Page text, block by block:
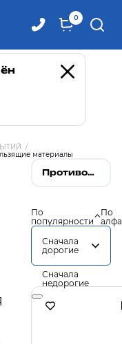
0
/
материалы
Противоскользящие материалы
По
популярности
По
Сначала
дорогие
Сначала
недорогие